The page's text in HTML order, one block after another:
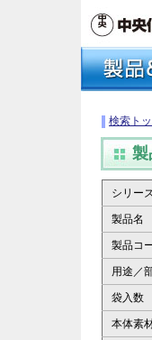
検索ト
製
シリー
製品名
製品コ
用途／
袋入数
本体素